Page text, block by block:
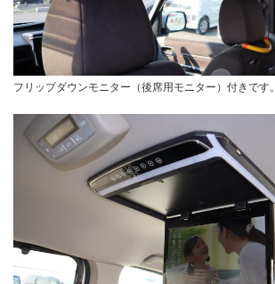
フリップダウンモニター（後席用モニター）付きです。